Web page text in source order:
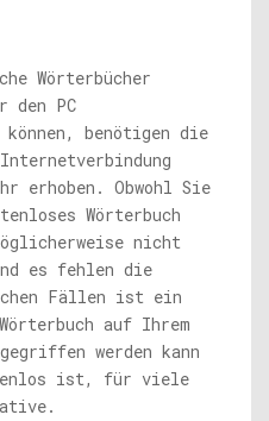
Wörterbücher
PC
können, benötigen die
erhoben. Obwohl Sie
Wörterbuch
nicht
es fehlen die
Fällen ist ein
auf Ihrem
werden kann
ist, für viele